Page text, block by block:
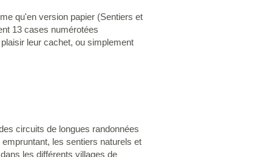
qu'en version papier (Sentiers et
13 cases numérotées
leur cachet, ou simplement
circuits de longues randonnées
les sentiers naturels et
les différents villages de